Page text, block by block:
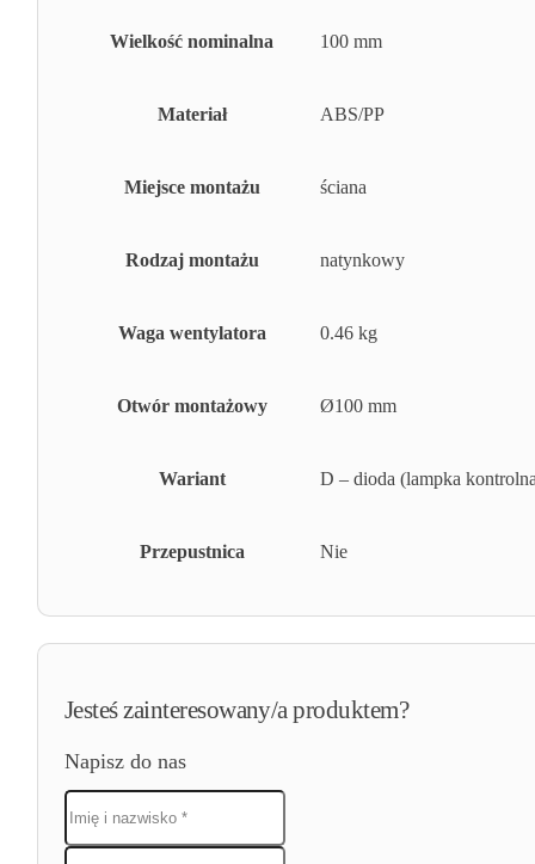
Wielkość nominalna 100 mm
Materiał ABS/PP
Miejsce montażu ściana
Rodzaj montażu natynkowy
Waga wentylatora 0.46 kg
Otwór montażowy Ø100 mm
Wariant D – dioda (lampka
Przepustnica Nie
Jesteś zainteresowany/a produktem?
Napisz do nas